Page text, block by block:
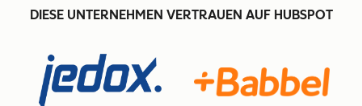
DIESE UNTERNEHMEN VERTRAUEN AUF HUBSPOT